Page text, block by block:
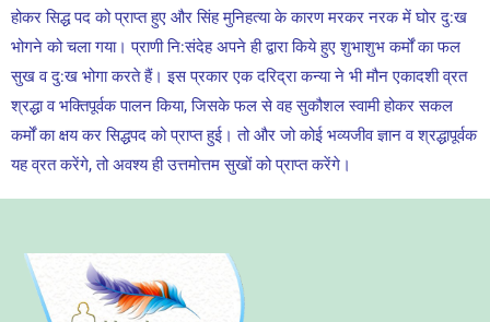
होकर सिद्ध पद को प्राप्त हुए और सिंह मुनिहत्या के कारण मरकर नरक में घोर दु:ख
भोगने को चला गया। प्राणी नि:संदेह अपने ही द्वारा किये हुए शुभाशुभ कर्मों का फल
सुख व दु:ख भोगा करते हैं। इस प्रकार एक दरिद्रा कन्या ने भी मौन एकादशी व्रत
श्रद्धा व भक्तिपूर्वक पालन किया, जिसके फल से वह सुकौशल स्वामी होकर सकल
कर्मों का क्षय कर सिद्धपद को प्राप्त हुई। तो और जो कोई भव्यजीव ज्ञान व श्रद्धापूर्वक
यह व्रत करेंगे, तो अवश्य ही उत्तमोत्तम सुखों को प्राप्त करेंगे।